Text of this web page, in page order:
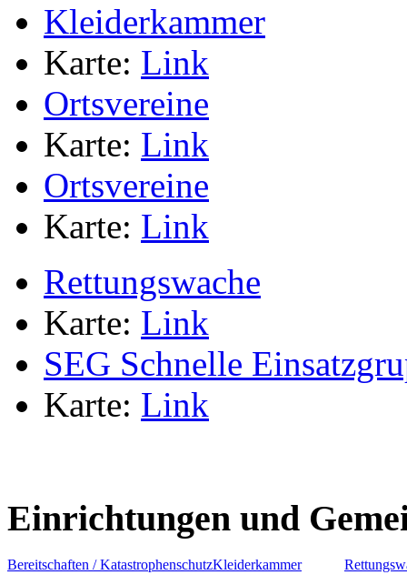
Kleiderkammer
Karte: Link
Ortsvereine
Karte: Link
Ortsvereine
Karte: Link
Rettungswache
Karte: Link
SEG Schnelle
Karte: Link
Einrichtungen und
Bereitschaften / KatastrophenschutzKleiderkammer